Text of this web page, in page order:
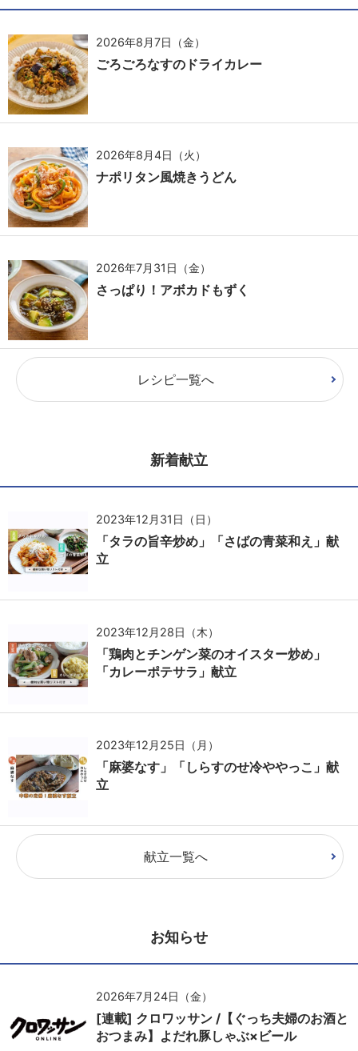
2026年8月7日（金）
ごろごろなすのドライカレー
2026年8月4日（火）
ナポリタン風焼きうどん
2026年7月31日（金）
さっぱり！アボカドもずく
レシピ一覧へ
新着献立
2023年12月31日（日）
「タラの旨辛炒め」「さばの青菜和え」献
立
2023年12月28日（木）
「鶏肉とチンゲン菜のオイスター炒め」
「カレーポテサラ」献立
2023年12月25日（月）
「麻婆なす」「しらすのせ冷ややっこ」献
立
献立一覧へ
お知らせ
2026年7月24日（金）
[連載] クロワッサン /【ぐっち夫婦のお酒と
おつまみ】よだれ豚しゃぶ×ビール